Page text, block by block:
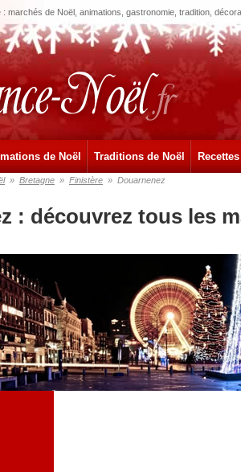
marchés de Noël, animations, gastronomie, tradition,
de Noël Traditions de Noël
» Bretagne » Finistère » Douarnenez
: découvrez tous les